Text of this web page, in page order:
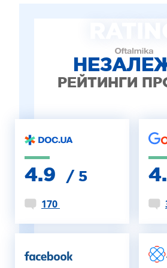
ДИТЯЧА ОФТАЛЬМОЛОГІЯ
ЛІКУВАННЯ ЗАХВОРЮВАНЬ
ЕСТЕТИЧНА ХІРУРГІЯ
РЕЙТИНГИ
4.9 / 5
170